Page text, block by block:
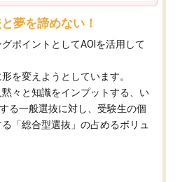
夢を諦めない！
ポイントとしてAOIを活用して
を変えようとしています。
々と知識をインプットする、い
る一般選抜に対し、受験生の個
「総合型選抜」の占めるボリュ